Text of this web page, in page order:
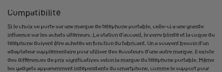
Compatibilité
Si le choix se porte sur une marque de téléphone portable, celle-ci a une grande
influence sur les achats ultérieurs. La station d'accueil, le verre blindé et la coque du
téléphone doivent être achetés en fonction du fabricant. On a souvent besoin d'un
adaptateur supplémentaire pour utiliser des écouteurs d'une autre marque. Il existe
des différences de prix significatives selon la marque du téléphone portable. Même
les gadgets apparemment indépendants du smartphone, comme le support pour